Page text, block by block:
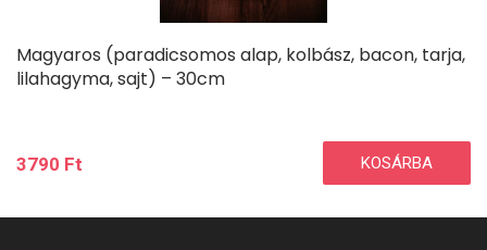
Magyaros (paradicsomos alap, kolbász, bacon, tarja,
lilahagyma, sajt) – 30cm
3790 Ft KOSÁRBA